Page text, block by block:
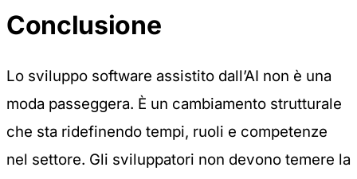
Conclusione
Lo sviluppo software assistito dall’AI non è una
moda passeggera. È un cambiamento strutturale
che sta ridefinendo tempi, ruoli e competenze
nel settore. Gli sviluppatori non devono temere la